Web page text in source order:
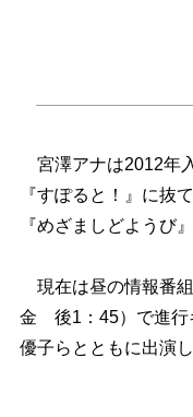
宮澤アナは2012年
『すぽると！』に抜
『めざましどようび
現在は昼の情報番
金 後1：45）で進行
優子らとともに出演し